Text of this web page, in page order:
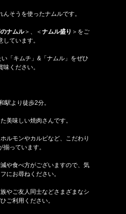
そうを使ったナムルです。
ナムル＞、＜ ナムル盛り ＞をご
しています。
「キムチ」&「ナムル」をぜひ
味ください。
駅より徒歩2分。
美味しい焼肉さんです。
ルモンやカルビなど、こだわり
揃っています。
や食べ方がございますので、気
にお尋ねください。
やご友人同士などさまざまなシ
ご利用ください。